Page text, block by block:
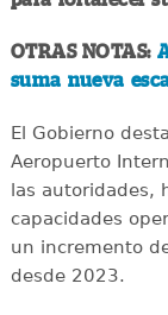
OTRAS NOTAS:
suma nueva
El Gobierno
Aeropuerto
las autoridades,
capacidades
un incremento
desde 2023.